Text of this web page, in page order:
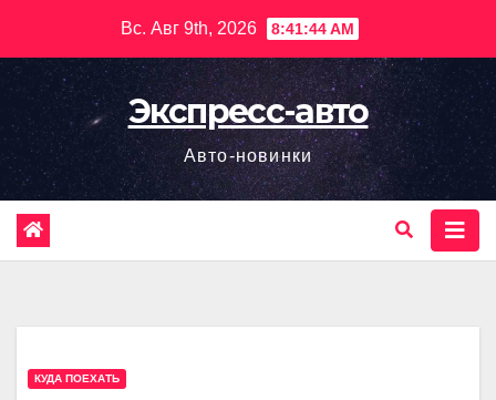
содержимому
Вс. Авг 9th, 2026 8:41:45 AM
Экспресс-авто
Авто-новинки
КУДА ПОЕХАТЬ